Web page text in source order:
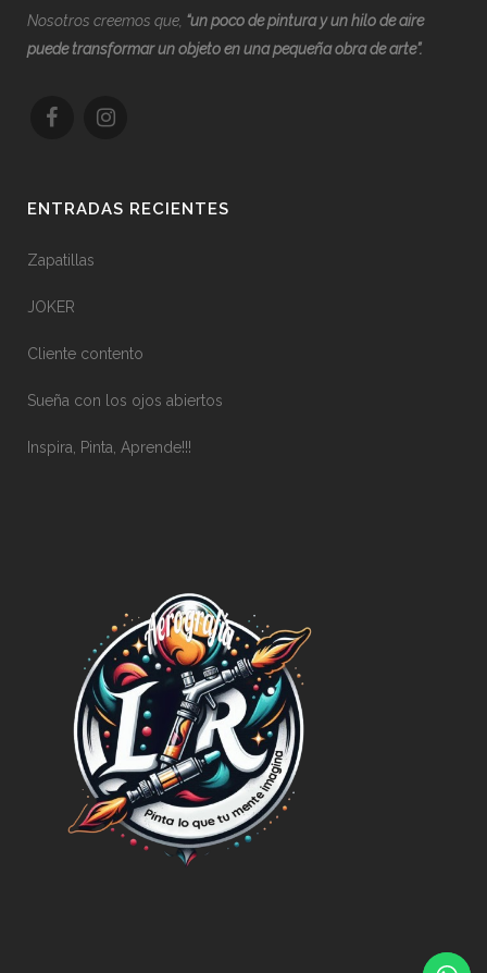
Nosotros creemos que, “un poco de pintura y un hilo de aire
puede transformar un objeto en una pequeña obra de arte”.
ENTRADAS RECIENTES
Zapatillas
JOKER
Cliente contento
Sueña con los ojos abiertos
Inspira, Pinta, Aprende!!!